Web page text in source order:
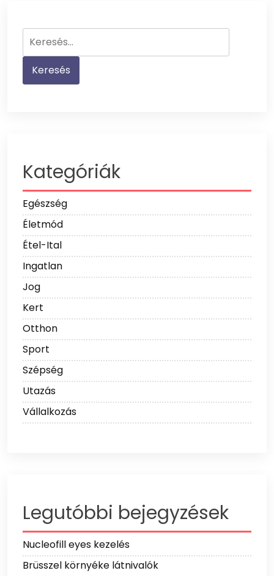
Keresés:
Kategóriák
Egészség
Életmód
Étel-Ital
Ingatlan
Jog
Kert
Otthon
Sport
Szépség
Utazás
Vállalkozás
Legutóbbi bejegyzések
Nucleofill eyes kezelés
Brüsszel környéke látnivalók